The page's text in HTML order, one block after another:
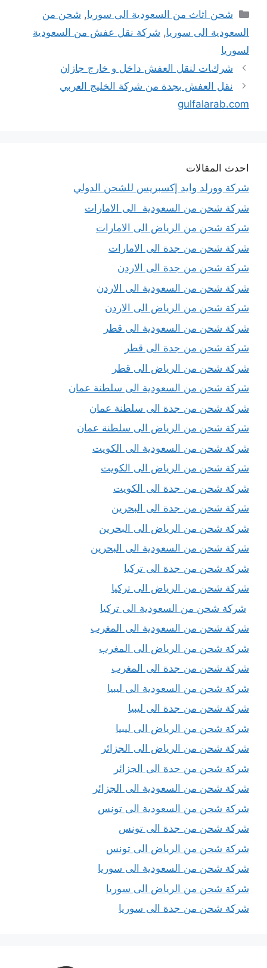
التصنيفات
شحن اثاث من السعودية الى سوريا, شحن من
السعودية الى سوريا, شركة نقل عفش من السعودية
لسوريا
شركات لنقل العفش داخل و خارج جازان
نقل العفش بجدة من شركة الخليج العربي
gulfalarab.com
احدث المقالات
شركة وورلد وايد إكسبريس للشحن الدولي
شركة شحن من السعودية الى الامارات
شركة شحن من الرياض الى الامارات
شركة شحن من جدة الى الامارات
شركة شحن من جدة الى الاردن
شركة شحن من السعودية الى الاردن
شركة شحن من الرياض الى الاردن
شركة شحن من السعودية الى قطر
شركة شحن من جدة الى قطر
شركة شحن من الرياض الى قطر
شركة شحن من السعودية الى سلطنة عمان
شركة شحن من جدة الى سلطنة عمان
شركة شحن من الرياض الى سلطنة عمان
شركة شحن من السعودية الى الكويت
شركة شحن من الرياض الى الكويت
شركة شحن من جدة الى الكويت
شركة شحن من جدة الى البحرين
شركة شحن من الرياض الى البحرين
شركة شحن من السعودية الى البحرين
شركة شحن من جدة الى تركيا
شركة شحن من الرياض الى تركيا
شركة شحن من السعودية الى تركيا
شركة شحن من السعودية الى المغرب
شركة شحن من الرياض الى المغرب
شركة شحن من جدة الى المغرب
شركة شحن من السعودية الى ليبيا
شركة شحن من جدة الى ليبيا
شركة شحن من الرياض الى ليبيا
شركة شحن من الرياض الى الجزائر
شركة شحن من جدة الى الجزائر
شركة شحن من السعودية الى الجزائر
شركة شحن من السعودية الى تونس
شركة شحن من جدة الى تونس
شركة شحن من الرياض الى تونس
شركة شحن من السعودية الى سوريا
شركة شحن من الرياض الى سوريا
شركة شحن من جدة الى سوريا